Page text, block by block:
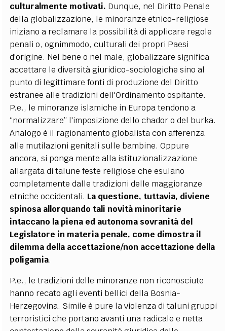
culturalmente motivati. Dunque, nel Diritto Penale
della globalizzazione, le minoranze etnico-religiose
iniziano a reclamare la possibilità di applicare regole
penali o, ognimmodo, culturali dei propri Paesi
d'origine. Nel bene o nel male, globalizzare significa
accettare le diversità giuridico-sociologiche sino al
punto di legittimare fonti di produzione del Diritto
estranee alle tradizioni dell'Ordinamento ospitante.
P.e., le minoranze islamiche in Europa tendono a
“normalizzare” l'imposizione dello chador o del burka.
Analogo è il ragionamento globalista con afferenza
alle mutilazioni genitali sulle bambine. Oppure
ancora, si ponga mente alla istituzionalizzazione
allargata di talune feste religiose che esulano
completamente dalle tradizioni delle maggioranze
etniche occidentali. La questione, tuttavia, diviene
spinosa allorquando tali novità minoritarie
intaccano la piena ed autonoma sovranità del
Legislatore in materia penale, come dimostra il
dilemma della accettazione/non accettazione della
poligamia.
P.e., le tradizioni delle minoranze non riconosciute
hanno recato agli eventi bellici della Bosnia-
Herzegovina. Simile è pure la violenza di taluni gruppi
terroristici che portano avanti una radicale e netta